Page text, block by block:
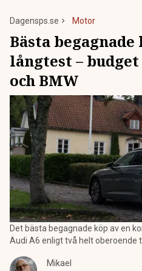
Dagensps.se Motor
Bästa
långtest –
och BMW
Det bästa begagnade köp av en
Audi A6 enligt två helt oberoende
Mikael